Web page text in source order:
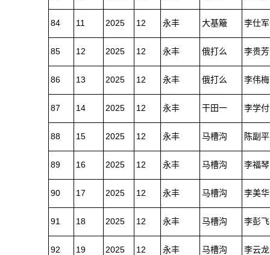
84 11 2025 12 永丰 大基簸 李仕军
85 12 2025 12 永丰 俄打么 李贵芳
86 13 2025 12 永丰 俄打么 李伟梅
87 14 2025 12 永丰 干田一 李学付
88 15 2025 12 永丰 马槽沟 陈副平
89 16 2025 12 永丰 马槽沟 李福琴
90 17 2025 12 永丰 马槽沟 李美华
91 18 2025 12 永丰 马槽沟 李彭飞
92 19 2025 12 永丰 马槽沟 李云龙